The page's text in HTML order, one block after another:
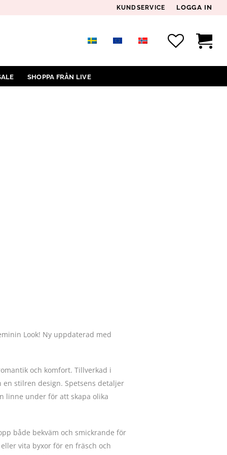
KUNDSERVICE LOGGA IN
SHOPPA FRÅN LIVE
Look! Ny uppdaterad med
och komfort. Tillverkad i
stilren design. Spetsens detaljer
linne under för att skapa olika
både bekväm och smickrande för
vita byxor för en fräsch och